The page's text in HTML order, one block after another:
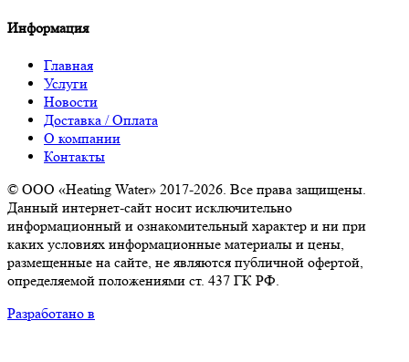
Информация
Главная
Услуги
Новости
Доставка / Оплата
О компании
Контакты
© ООО «Heating Water» 2017-2026. Все права защищены.
Данный интернет-сайт носит исключительно
информационный и ознакомительный характер и ни при
каких условиях информационные материалы и цены,
размещенные на сайте, не являются публичной офертой,
определяемой положениями ст. 437 ГК РФ.
Разработано в